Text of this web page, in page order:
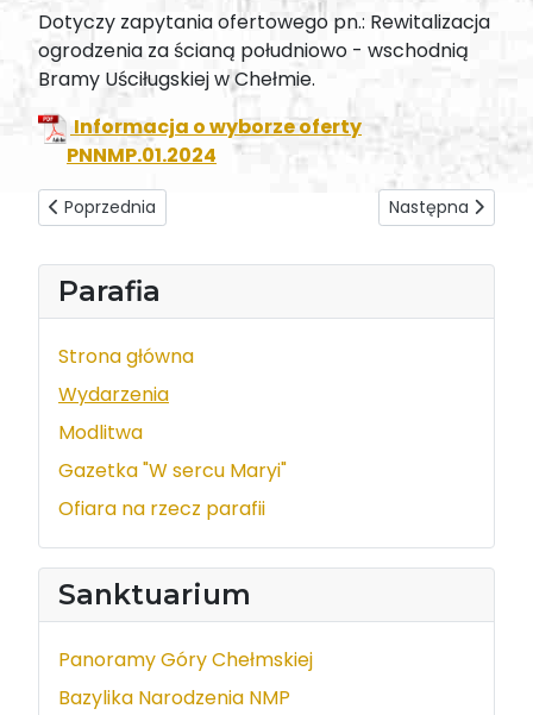
Parafia
Strona główna
Wydarzenia
Modlitwa
Gazetka "W sercu Maryi"
Ofiara na rzecz parafii
Sanktuarium
Panoramy Góry Chełmskiej
Bazylika Narodzenia NMP
Dotyczy zapytania ofertowego pn.: Rewitalizacja
ogrodzenia za ścianą południowo - wschodnią
Bramy Uściługskiej w Chełmie.
Informacja o wyborze oferty
PNNMP.01.2024
Poprzednia strona: Informacja o złożonych ofertach - Nr
Poprzednia Następna
Następna